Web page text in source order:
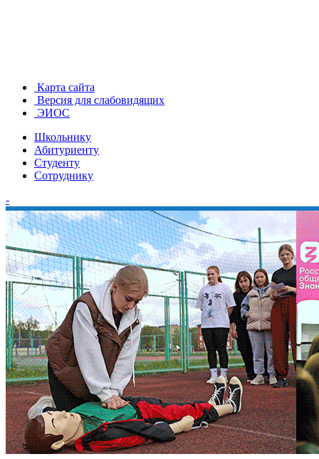
Карта сайта
Версия для слабовидящих
ЭИОС
Школьнику
Абитуриенту
Студенту
Сотруднику
-